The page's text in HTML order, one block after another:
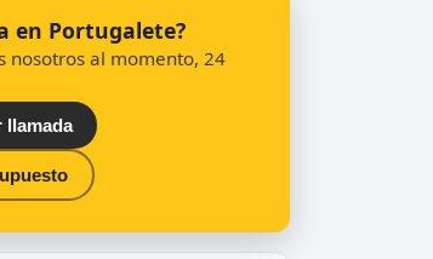
en Portugalete?
nosotros al momento, 24
llamada